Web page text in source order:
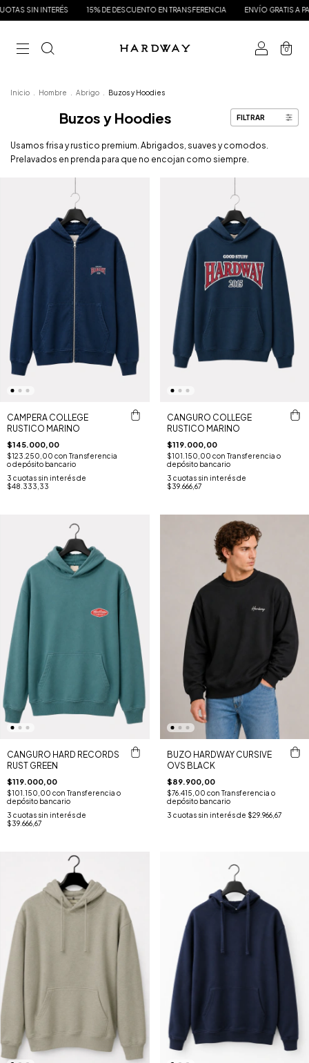
15% DE DESCUENTO EN TRANSFERENCIA ENVÍO GRATIS A PARTIR DE
0
Inicio Hombre Abrigo Buzos y Hoodies
Buzos y Hoodies FILTRAR
Usamos frisa y rustico premium. Abrigados, suaves y comodos.
Prelavados en prenda para que no encojan como siempre.
CAMPERA COLLEGE
RUSTICO MARINO
$145.000,00
$123.250,00 con Transferencia
o depósito bancario
3 cuotas sin interés de
$48.333,33
CANGURO COLLEGE
RUSTICO MARINO
$119.000,00
$101.150,00 con Transferencia o
depósito bancario
3 cuotas sin interés de
$39.666,67
CANGURO HARD RECORDS
RUST GREEN
$119.000,00
$101.150,00 con Transferencia o
depósito bancario
3 cuotas sin interés de
$39.666,67
BUZO HARDWAY CURSIVE
OVS BLACK
$89.900,00
$76.415,00 con Transferencia o
depósito bancario
3 cuotas sin interés de $29.966,67